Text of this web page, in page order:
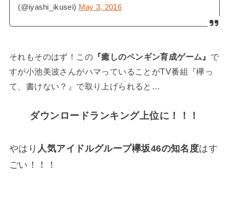
(@iyashi_ikusei) May 3, 2016
それもそのはず！この 『癒しのペンギン育成ゲーム』 で
すが小池美波さんがハマっていることがTV番組『欅っ
て、書けない？』で取り上げられると…
ダウンロードランキング上位に！！！
やはり 人気アイドルグループ欅坂46の知名度はす
ごい！！！